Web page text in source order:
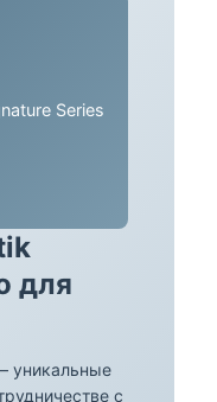
для
уникальные
с
Series